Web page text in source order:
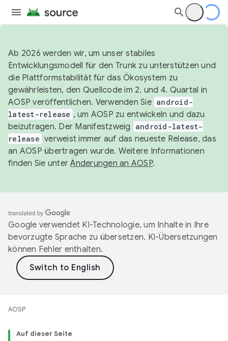
Ab 2026 werden wir, um unser stabiles
Entwicklungsmodell für den Trunk zu unterstützen und
die Plattformstabilität für das Ökosystem zu
gewährleisten, den Quellcode im 2. und 4. Quartal in
AOSP veröffentlichen. Verwenden Sie android-
latest-release , um AOSP zu entwickeln und dazu
beizutragen. Der Manifestzweig
android-latest-
release verweist immer auf das neueste Release, das
an AOSP übertragen wurde. Weitere Informationen
finden Sie unterÄnderungen an AOSP.
Google verwendet KI-Technologie, um Inhalte in Ihre
bevorzugte Sprache zu übersetzen. KI-Übersetzungen
können Fehler enthalten.
AOSP
Auf dieser Seite